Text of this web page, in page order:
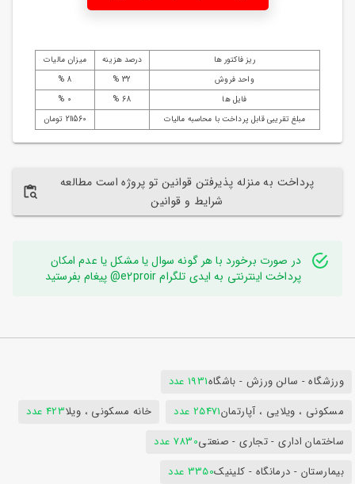
ریز فاکتور ها درصد هزینه
میزان مالیات
واحد فروش
32 %
8 %
فایل ها
68 %
0 %
مبلغ تقریبی قابل پرداخت با محاسبه مالیات
211560 تومان
پرداخت به منزله پذیرفتن قوانین تو پروژه است مطالعه
شرایط و قوانین
در صورت برخورد با هر گونه سوال یا مشکل یا عدم امکان
پرداخت اینترنتی به ایدی تلگرام e2proir@ پیغام بفرستید
ورزشگاه - سالن ورزش - باشگاه1931 عدد
مسکونی ، ویلایی ، آپارتمان25471 عدد خانه مسکونی ، ویلا423 عدد
ساختمان اداری - تجاری - صنعتی7830 عدد
بیمارستان - درمانگاه - کلینیک3350 عدد